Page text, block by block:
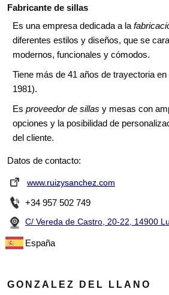
Inprasur, S.L.
Novacadira, S.L.
Pérez E Hijos, S.L.
Rodríguez Rey
Silla Stil
Sillas Diego, S.L.
Sillas Nuñez, S.L.U.
Fabricante de sillas
Es una empresa dedicada a la
diferentes estilos y diseños, que se
modernos, funcionales y cómodos.
Tiene más de 41 años de trayectoria
1981).
Es proveedor de sillas y mesas con
opciones y la posibilidad de
del cliente.
Datos de contacto:
www.ruizysanchez.com
+34 957 502 749
C/ Vereda de Castro, 20-22, 14900
España
GONZALEZ DEL LLANO